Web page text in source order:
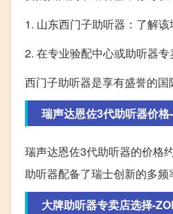
1. 山东西门子助听器：了解
2. 在专业验配中心或助听器专
西门子助听器是享有盛誉的国
瑞声达恩佐3代助听器价
瑞声达恩佐3代助听器的价格
助听器配备了瑞士创新的多频
大牌助听器专卖店选择-